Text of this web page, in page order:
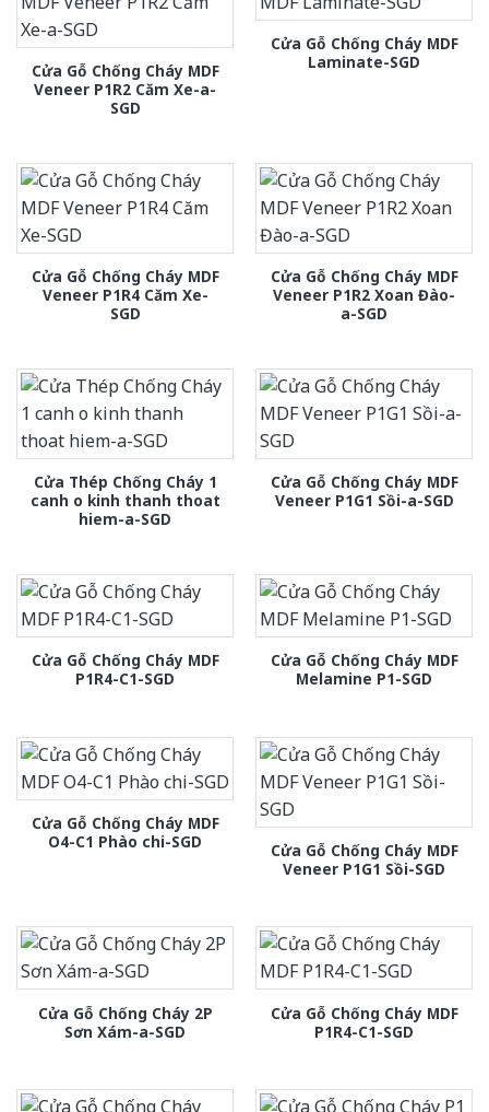
Cửa Gỗ Chống Cháy MDF
Veneer P1R2 Căm Xe-a-
SGD
Cửa Gỗ Chống Cháy MDF
Laminate-SGD
Cửa Gỗ Chống Cháy MDF
Veneer P1R4 Căm Xe-
SGD
Cửa Gỗ Chống Cháy MDF
Veneer P1R2 Xoan Đào-
a-SGD
Cửa Thép Chống Cháy 1
canh o kinh thanh thoat
hiem-a-SGD
Cửa Gỗ Chống Cháy MDF
Veneer P1G1 Sồi-a-SGD
Cửa Gỗ Chống Cháy MDF
P1R4-C1-SGD
Cửa Gỗ Chống Cháy MDF
Melamine P1-SGD
Cửa Gỗ Chống Cháy MDF
O4-C1 Phào chi-SGD
Cửa Gỗ Chống Cháy MDF
Veneer P1G1 Sồi-SGD
Cửa Gỗ Chống Cháy 2P
Sơn Xám-a-SGD
Cửa Gỗ Chống Cháy MDF
P1R4-C1-SGD